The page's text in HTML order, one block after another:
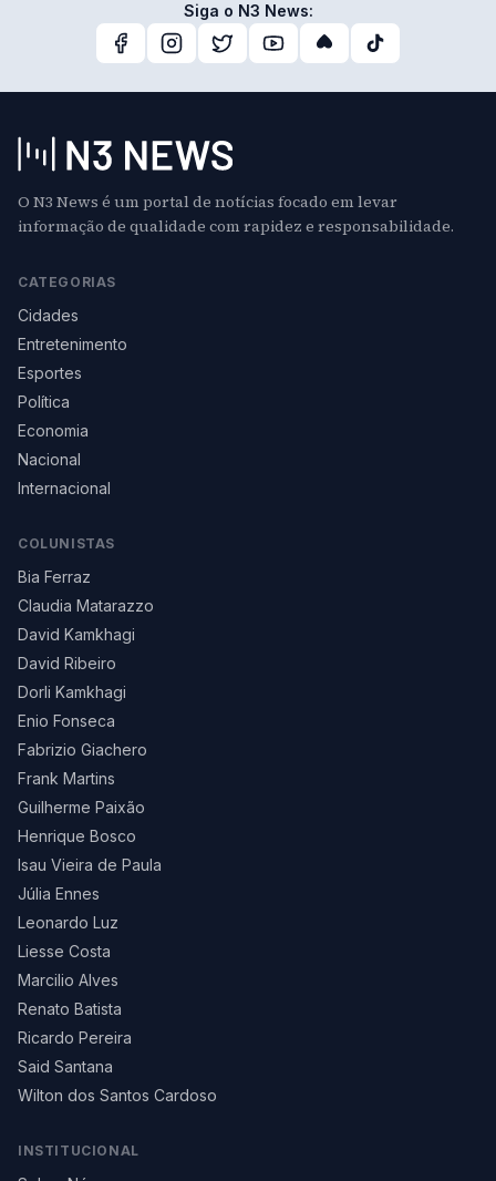
Siga o N3 News:
O N3 News é um portal de notícias focado em levar
informação de qualidade com rapidez e responsabilidade.
CATEGORIAS
Cidades
Entretenimento
Esportes
Política
Economia
Nacional
Internacional
COLUNISTAS
Bia Ferraz
Claudia Matarazzo
David Kamkhagi
David Ribeiro
Dorli Kamkhagi
Enio Fonseca
Fabrizio Giachero
Frank Martins
Guilherme Paixão
Henrique Bosco
Isau Vieira de Paula
Júlia Ennes
Leonardo Luz
Liesse Costa
Marcilio Alves
Renato Batista
Ricardo Pereira
Said Santana
Wilton dos Santos Cardoso
INSTITUCIONAL